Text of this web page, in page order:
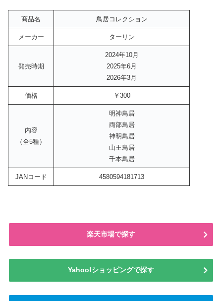
商品名 鳥居コレクション
メーカー ターリン
発売時期
2024年10月
2025年6月
2026年3月
価格 ￥300
内容
（全5種）
明神鳥居
両部鳥居
神明鳥居
山王鳥居
千本鳥居
JANコード 4580594181713
楽天市場で探す
Yahoo!ショッピングで探す